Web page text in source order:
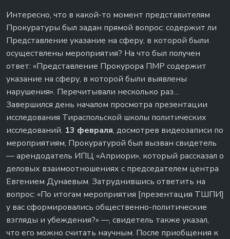
Интересно, что в какой-то момент представителям
Прокуратуры был задан прямой вопрос: содержит ли
Представление указание на сферу, в которой были
осуществлены мероприятия? На что был получен
ответ: «Представление Прокурора ПМР содержит
указание на сферу, в которой были выявлены
нарушения». Перечитывали несколько раз…
Завершился день началом просмотра презентации
исследования Тираспольской школы политических
исследований. 13 февраля, досмотрев видеозаписи по
мероприятиям, Прокуратурой был вызван свидетель
— арендодатель ИПЦ «Априори», который рассказал о
деловых взаимоотношениях с председателем центра
Евгением Дунаевым. Затруднившись ответить на
вопрос: «По итогам мероприятия [презентация ТШПИ]
у вас сформировались общественно-политические
взгляды и убеждения?» —, свидетель также указал,
что его можно считать научным. После приобщения к